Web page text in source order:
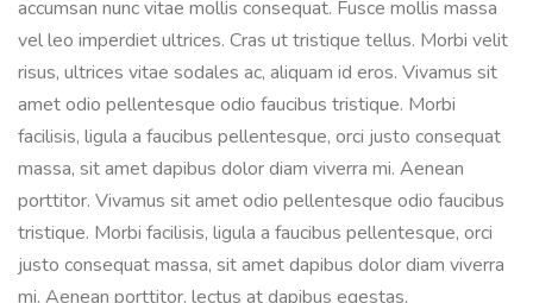
accumsan nunc vitae mollis consequat. Fusce mollis massa
vel leo imperdiet ultrices. Cras ut tristique tellus. Morbi velit
risus, ultrices vitae sodales ac, aliquam id eros. Vivamus sit
amet odio pellentesque odio faucibus tristique. Morbi
facilisis, ligula a faucibus pellentesque, orci justo consequat
massa, sit amet dapibus dolor diam viverra mi. Aenean
porttitor. Vivamus sit amet odio pellentesque odio faucibus
tristique. Morbi facilisis, ligula a faucibus pellentesque, orci
justo consequat massa, sit amet dapibus dolor diam viverra
mi. Aenean porttitor, lectus at dapibus egestas.